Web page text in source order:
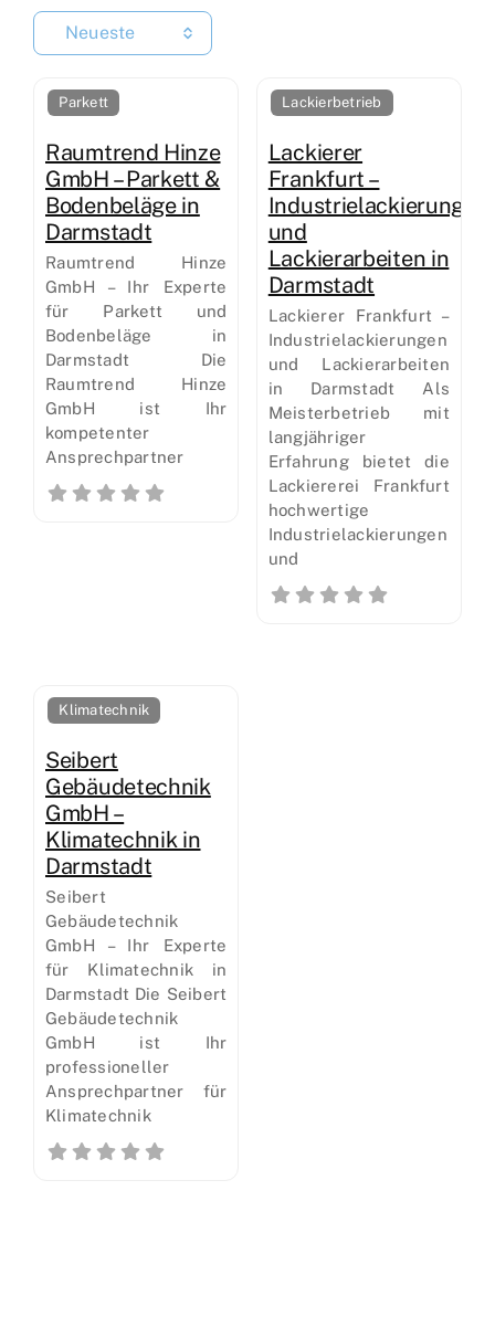
Neueste
Parkett
Raumtrend Hinze
GmbH – Parkett &
Bodenbeläge in
Darmstadt
Raumtrend Hinze
GmbH – Ihr Experte
für Parkett und
Bodenbeläge in
Darmstadt Die
Raumtrend Hinze
GmbH ist Ihr
kompetenter
Ansprechpartner
Lackierbetrieb
Lackierer
Frankfurt –
Industrielackierungen
und
Lackierarbeiten in
Darmstadt
Lackierer Frankfurt –
Industrielackierungen
und Lackierarbeiten
in Darmstadt Als
Meisterbetrieb mit
langjähriger
Erfahrung bietet die
Lackiererei Frankfurt
hochwertige
Industrielackierungen
und
Klimatechnik
Seibert
Gebäudetechnik
GmbH –
Klimatechnik in
Darmstadt
Seibert
Gebäudetechnik
GmbH – Ihr Experte
für Klimatechnik in
Darmstadt Die Seibert
Gebäudetechnik
GmbH ist Ihr
professioneller
Ansprechpartner für
Klimatechnik